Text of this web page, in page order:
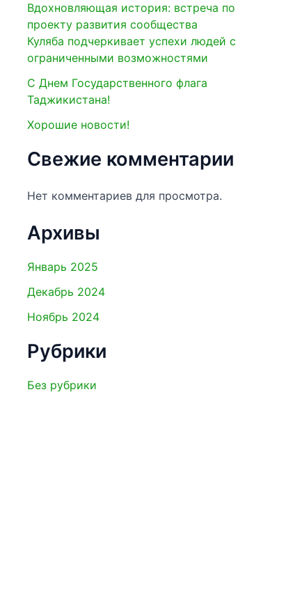
Вдохновляющая история: встреча по
проекту развития сообщества
Куляба подчеркивает успехи людей с
ограниченными возможностями
С Днем Государственного флага
Таджикистана!
Хорошие новости!
Свежие комментарии
Нет комментариев для просмотра.
Архивы
Январь 2025
Декабрь 2024
Ноябрь 2024
Рубрики
Без рубрики